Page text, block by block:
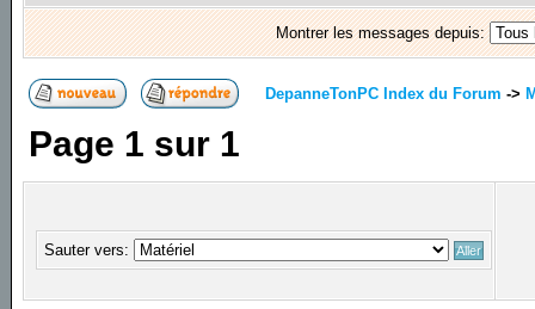
Montrer les messages depuis:
DepanneTonPC Index du Forum ->
Page 1 sur 1
Sauter vers: